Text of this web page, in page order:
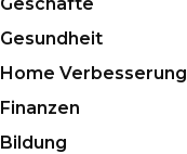
Gesundheit
Home Verbesserung
Finanzen
Bildung